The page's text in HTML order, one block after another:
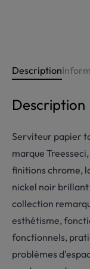
Description
Description
Serviteur papier
marque
finitions chrome,
nickel noir
collection
esthétisme,
fonctionnels,
problèmes